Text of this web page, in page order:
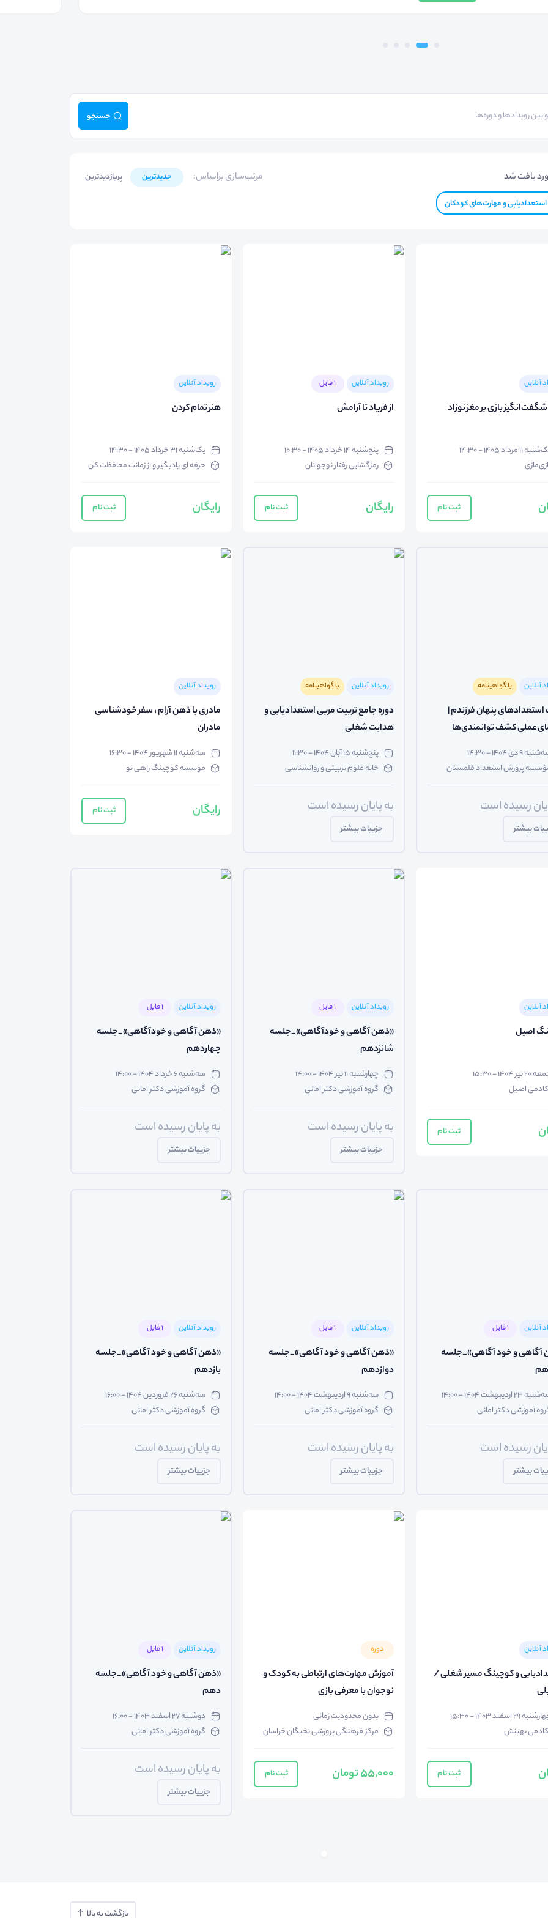
جستجو
یافت شد مرتب‌سازی براساس: جدیدترین پربازدیدترین
استعدادیابی و مهارت‌های کودکان
آنلاین
شگفت‌انگیز بازی بر مغز نوزاد
۱۱ مرداد ۱۴۰۵ - ۱۴:۳۰
ثبت نام
رویداد آنلاین 1 فایل
از فریاد تا آرامش
پنج‌شنبه ۱۴ خرداد ۱۴۰۵ - ۱۰:۳۰
رمزگشایی رفتار نوجوانان
رایگان ثبت نام
رویداد آنلاین
هنر تمام کردن
یک‌شنبه ۳۱ خرداد ۱۴۰۵ - ۱۴:۳۰
حرفه ای یادبگیر و از زمانت محافظت کن
رایگان ثبت نام
آنلاین با گواهینامه
پنهان فرزندم |
عملی کشف توانمندی‌ها
۹ دی ۱۴۰۴ - ۱۴:۳۰
پرورش استعداد قلمستان
رسیده است
بیشتر
رویداد آنلاین با گواهینامه
دوره جامع تربیت مربی استعدادیابی و
هدایت شغلی
پنج‌شنبه ۱۵ آبان ۱۴۰۴ - ۱۱:۳۰
خانه علوم تربیتی و روانشناسی
به پایان رسیده است
جزییات بیشتر
رویداد آنلاین
مادری با ذهن آرام ، سفر خودشناسی
مادران
سه‌شنبه ۱۱ شهریور ۱۴۰۴ - ۱۶:۳۰
موسسه کوچینگ راهی نو
رایگان ثبت نام
آنلاین
اصیل
تیر ۱۴۰۴ - ۱۵:۳۰
اصیل
ثبت نام
رویداد آنلاین 1 فایل
«ذهن آگاهی و خودآگاهی»_جلسه
شانزدهم
چهارشنبه ۱۱ تیر ۱۴۰۴ - ۱۴:۰۰
گروه آموزشی دکتر امانی
به پایان رسیده است
جزییات بیشتر
رویداد آنلاین 1 فایل
«ذهن آگاهی و خودآگاهی»_جلسه
چهاردهم
سه‌شنبه ۶ خرداد ۱۴۰۴ - ۱۴:۰۰
گروه آموزشی دکتر امانی
به پایان رسیده است
جزییات بیشتر
آنلاین 1 فایل
آگاهی و خود آگاهی»_جلسه
۲۳ اردیبهشت ۱۴۰۴ - ۱۴:۰۰
آموزشی دکتر امانی
رسیده است
بیشتر
رویداد آنلاین 1 فایل
«ذهن آگاهی و خود آگاهی»_جلسه
دوازدهم
سه‌شنبه ۹ اردیبهشت ۱۴۰۴ - ۱۴:۰۰
گروه آموزشی دکتر امانی
به پایان رسیده است
جزییات بیشتر
رویداد آنلاین 1 فایل
«ذهن آگاهی و خود آگاهی»_جلسه
یازدهم
سه‌شنبه ۲۶ فروردین ۱۴۰۴ - ۱۶:۰۰
گروه آموزشی دکتر امانی
به پایان رسیده است
جزییات بیشتر
آنلاین
و کوچینگ مسیر شغلی /
۲۹ اسفند ۱۴۰۳ - ۱۵:۳۰
بهینش
ثبت نام
دوره
آموزش مهارت‌های ارتباطی به کودک و
نوجوان با معرفی بازی
بدون محدودیت زمانی
مرکز فرهنگی پرورشی نخبگان خراسان
55,000 تومان ثبت نام
رویداد آنلاین 1 فایل
«ذهن آگاهی و خود آگاهی»_جلسه
دهم
دوشنبه ۲۷ اسفند ۱۴۰۳ - ۱۶:۰۰
گروه آموزشی دکتر امانی
به پایان رسیده است
جزییات بیشتر
بازگشت به بالا